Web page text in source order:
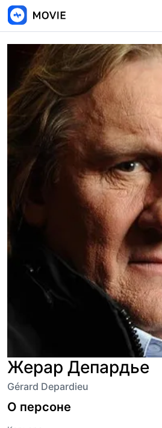
Жерар Депардье
Gérard Depardieu
О персоне